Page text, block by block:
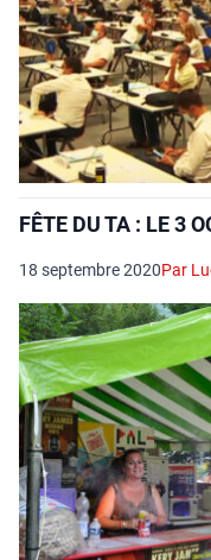
FÊTE DU TA : LE 3
18 septembre 2020Par